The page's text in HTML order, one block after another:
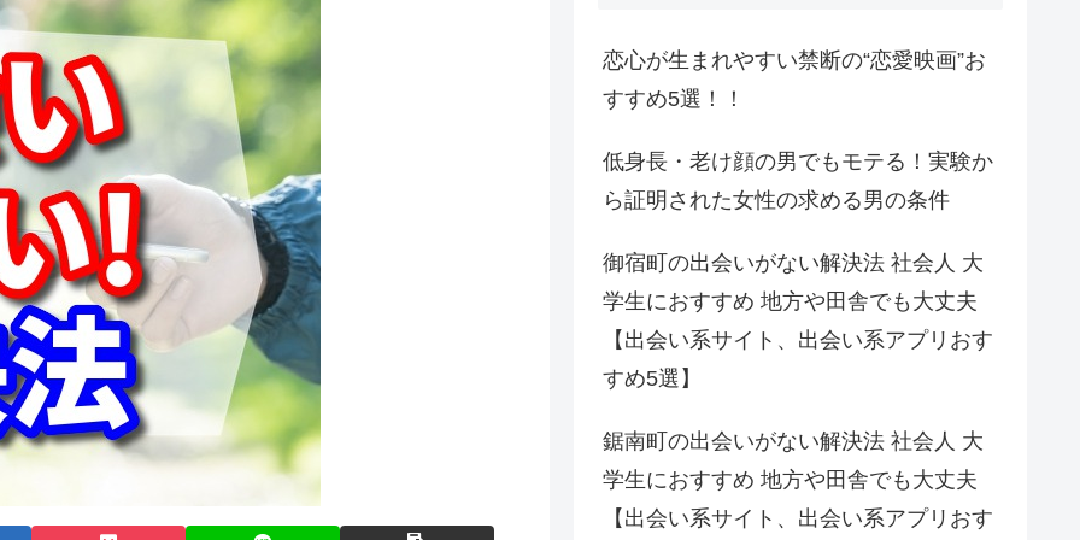
恋心が生まれやすい禁断の“恋愛映画”お
すすめ5選！！
低身長・老け顔の男でもモテる！実験か
ら証明された女性の求める男の条件
御宿町の出会いがない解決法 社会人 大
学生におすすめ 地方や田舎でも大丈夫
【出会い系サイト、出会い系アプリおす
すめ5選】
鋸南町の出会いがない解決法 社会人 大
学生におすすめ 地方や田舎でも大丈夫
【出会い系サイト、出会い系アプリおす